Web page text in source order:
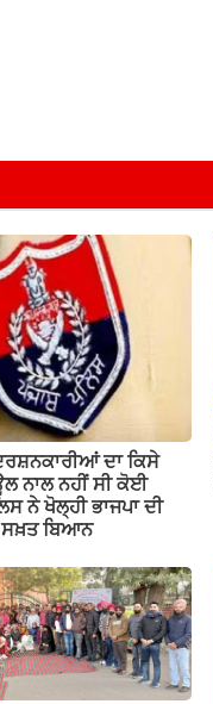
ਦਾ ਕਿਸੇ
ਨਾਲ ਨਹੀਂ ਸੀ ਕੋਈ
ਨੇ ਖੋਲ੍ਹੀ ਭਾਜਪਾ ਦੀ
ਸਖ਼ਤ ਬਿਆਨ